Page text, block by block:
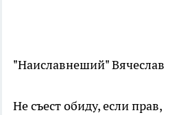
"Наиславнеший" Вячеслав
Не съест обиду, если прав,